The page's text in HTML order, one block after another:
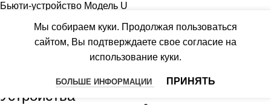
Мы собираем куки. Продолжая пользоваться
сайтом, Вы подтверждаете свое согласие на
использование куки.
БОЛЬШЕ ИНФОРМАЦИИ ПРИНЯТЬ
Бьюти-устройство Модель U
Роботизированный пылесос IQSelf
Гибридный комплекс AirCreator
Устройства